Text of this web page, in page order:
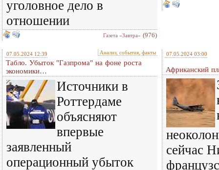
уголовное дело в
отношении
Газета «Завтра» (976)
07.05.2024 12:39 Анализ, события, факты
Табло. Убыток "Газпрома" на фоне роста
экономики…
Источники в
Роттердаме
объясняют
впервые
заявленный
операционный убыток
07.05.2024 03:00
Африканский
сейчас